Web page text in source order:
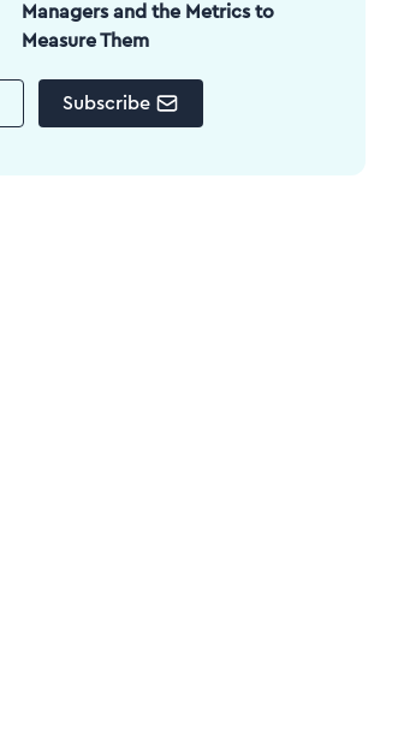
Managers and the Metrics to
Measure Them
Subscribe